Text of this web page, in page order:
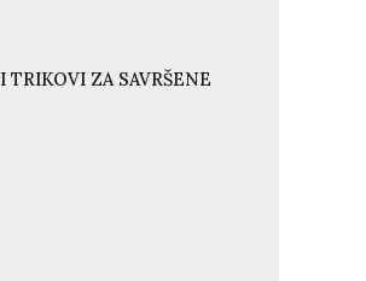
TRIKOVI ZA SAVRŠENE